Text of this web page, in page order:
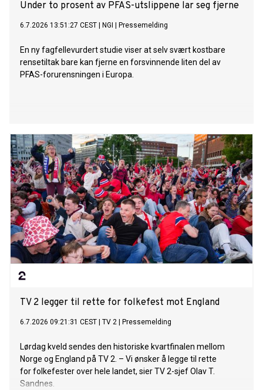
Under to prosent av PFAS-utslippene lar seg fjerne
6.7.2026 13:51:27 CEST NGI Pressemelding
En ny fagfellevurdert studie viser at selv svært kostbare
rensetiltak bare kan fjerne en forsvinnende liten del av
PFAS-forurensningen i Europa.
TV 2 legger til rette for folkefest mot England
6.7.2026 09:21:31 CEST TV 2 Pressemelding
Lørdag kveld sendes den historiske kvartfinalen mellom
Norge og England på TV 2. – Vi ønsker å legge til rette
for folkefester over hele landet, sier TV 2-sjef Olav T.
Sandnes.